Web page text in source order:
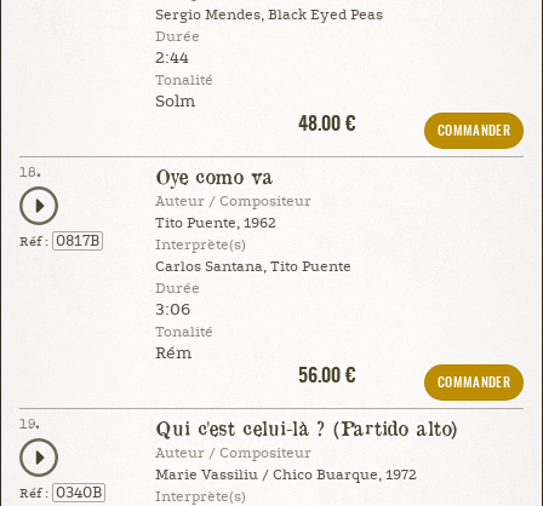
Sergio Mendes, Black Eyed Peas
Durée
2:44
Tonalité
Solm
48.00 €
COMMANDER
18.
Réf : 0817B
Oye como va
Auteur / Compositeur
Tito Puente, 1962
Interprète(s)
Carlos Santana, Tito Puente
Durée
3:06
Tonalité
Rém
56.00 €
COMMANDER
19.
Réf : 0340B
Qui c'est celui-là ? (Partido alto)
Auteur / Compositeur
Marie Vassiliu / Chico Buarque, 1972
Interprète(s)